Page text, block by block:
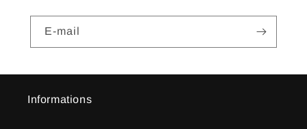
E-mail
Informations